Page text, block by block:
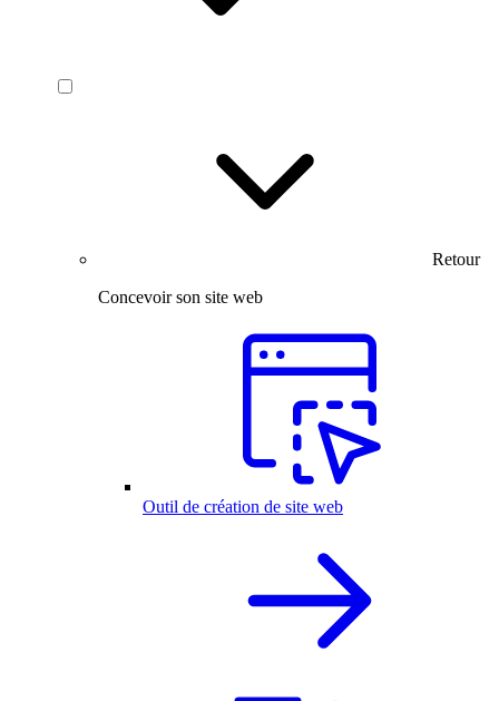
Retour
Concevoir son site web
Outil de création de site web